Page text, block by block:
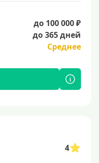
до 100 000 ₽
до 365 дней
Среднее
4